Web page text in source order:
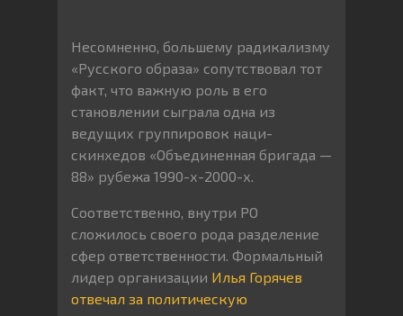
Несомненно, большему радикализму
«Русского образа» сопутствовал тот
факт, что важную роль в его
становлении сыграла одна из
ведущих группировок наци-
скинхедов «Объединенная бригада —
88» рубежа 1990-х-2000-х.
Соответственно, внутри РО
сложилось своего рода разделение
сфер ответственности. Формальный
лидер организации Илья Горячев
отвечал за политическую